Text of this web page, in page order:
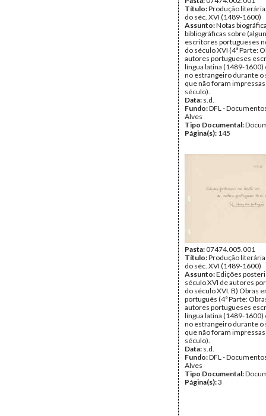
Título:Produção
do séc. XVI (1489-1600)
Assunto:Notas
bibliográficas sobre
escritores portugueses
do século XVI (4ª Parte:
autores portugueses
língua latina (1489-1600)
no estrangeiro durante o
que não foram
século).
Data: s.d.
Fundo:DFL -
Alves
Tipo Documental:
Página(s): 145
Pasta:07474.005.001
Título:Produção
do séc. XVI (1489-1600)
Assunto:Edições
século XVI de autores
do século XVI. B) Obras
português (4ª Parte:
autores portugueses
língua latina (1489-1600)
no estrangeiro durante o
que não foram
século).
Data: s.d.
Fundo:DFL -
Alves
Tipo Documental:
Página(s):3